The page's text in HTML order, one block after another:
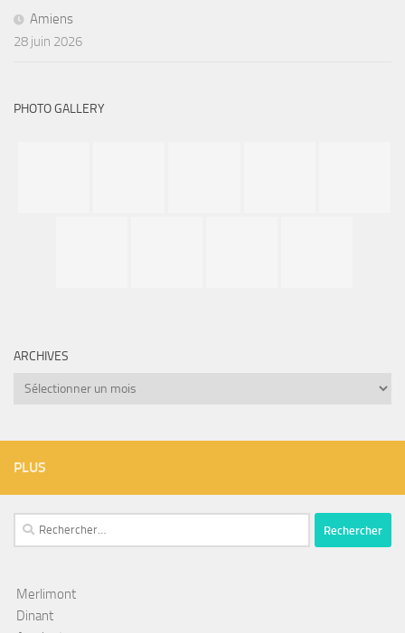
Amiens
28 juin 2026
PHOTO GALLERY
ARCHIVES
Archives
PLUS
Rechercher :
Merlimont
Dinant